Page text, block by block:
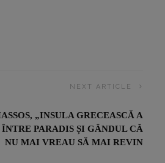
NEXT ARTICLE
„INSULA GRECEASCĂ A
PARADIS ȘI GÂNDUL CĂ
NU MAI VREAU SĂ MAI REVIN